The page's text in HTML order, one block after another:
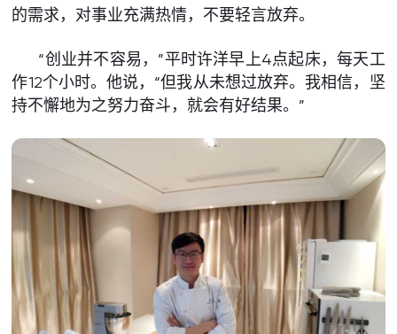
的需求，对事业充满热情，不要轻言放弃。
“创业并不容易，”平时许洋早上4点起床，每天工
作12个小时。他说，“但我从未想过放弃。我相信，坚
持不懈地为之努力奋斗，就会有好结果。”